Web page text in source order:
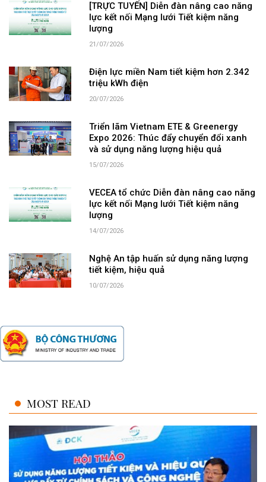
[TRỰC TUYẾN] Diễn đàn nâng cao năng
lực kết nối Mạng lưới Tiết kiệm năng
lượng
21/07/2026
Điện lực miền Nam tiết kiệm hơn 2.342
triệu kWh điện
20/07/2026
Triển lãm Vietnam ETE & Greenergy
Expo 2026: Thúc đẩy chuyển đổi xanh
và sử dụng năng lượng hiệu quả
15/07/2026
VECEA tổ chức Diễn đàn nâng cao năng
lực kết nối Mạng lưới Tiết kiệm năng
lượng
14/07/2026
Nghệ An tập huấn sử dụng năng lượng
tiết kiệm, hiệu quả
10/07/2026
MOST READ